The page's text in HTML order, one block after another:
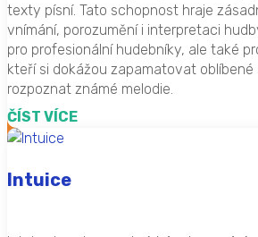
texty písní. Tato schopnost hraje
vnímání, porozumění i interpretaci
pro profesionální hudebníky, ale také
kteří si dokážou zapamatovat oblíbené
rozpoznat známé melodie.
ČÍST VÍCE
Intuice